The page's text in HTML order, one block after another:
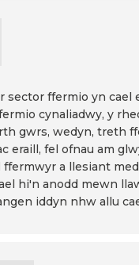
sector ffermio yn cael
cynaliadwy, y
gwrs, wedyn, treth
eraill, fel ofnau am
a llesiant
hi'n anodd mewn
iddyn nhw allu